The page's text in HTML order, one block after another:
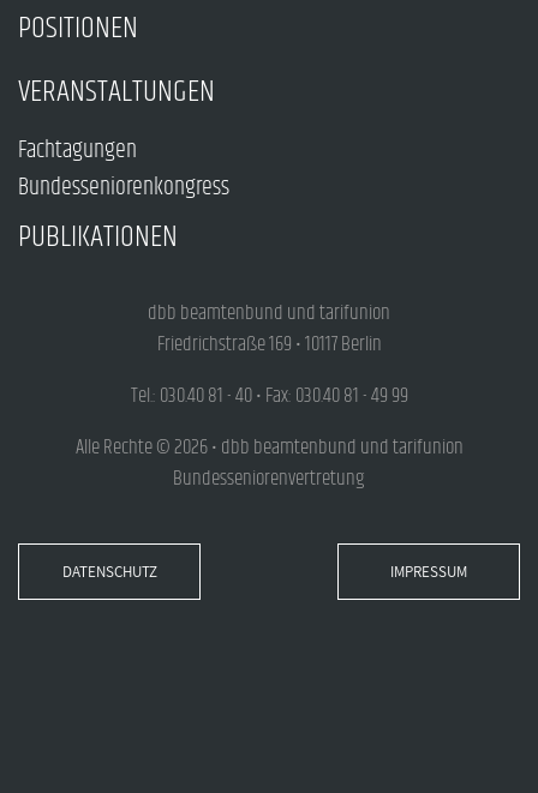
POSITIONEN
VERANSTALTUNGEN
Fachtagungen
Bundesseniorenkongress
PUBLIKATIONEN
dbb beamtenbund und tarifunion
Friedrichstraße 169 • 10117 Berlin
Tel.: 030.40 81 - 40 • Fax: 030.40 81 - 49 99
Alle Rechte © 2026 • dbb beamtenbund und tarifunion
Bundesseniorenvertretung
DATENSCHUTZ IMPRESSUM